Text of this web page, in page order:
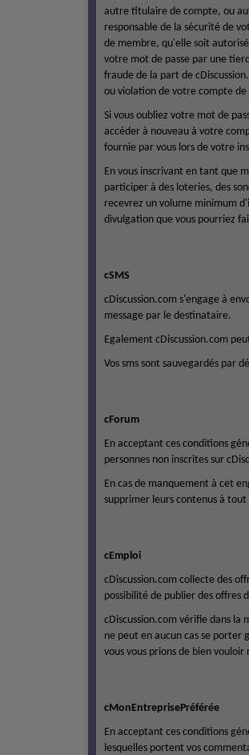
autre titulaire de compte, ou
responsable de la sécurité de
de membre, qu'elle soit
votre mot de passe par une
fraude de la part de
ou violation de votre compte
Si vous oubliez votre mot de
accéder à nouveau à votre
fournie par vous lors de votre
En vous inscrivant en tant que
participer à des loteries, des
recevrez un volume minimum
divulgation que vous pourriez
cSMS
cDiscussion.com s'engage à
message par le destinataire.
Egalement cDiscussion.com
Vos sms sont sauvegardés par
cForum
En acceptant ces conditions
personnes non inscrites sur
En cas de manquement à cet
supprimer leurs contenus à
cEmploi
cDiscussion.com collecte des
possibilité de publier des offres
cDiscussion.com vérifie dans la
ne peut en aucun cas se porter
vous vous prions de bien vouloir
cMonEntreprisePréférée
En acceptant ces conditions
lesquelles portent vos